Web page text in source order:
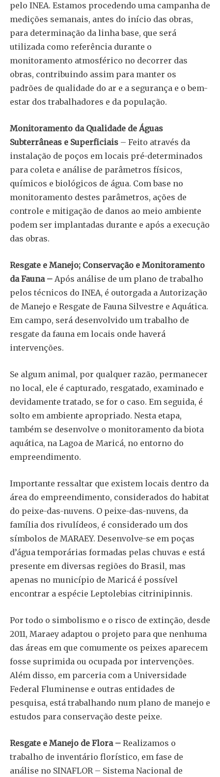
pelo INEA. Estamos procedendo uma campanha de
medições semanais, antes do início das obras,
para determinação da linha base, que será
utilizada como referência durante o
monitoramento atmosférico no decorrer das
obras, contribuindo assim para manter os
padrões de qualidade do ar e a segurança e o bem-
estar dos trabalhadores e da população.
Monitoramento da Qualidade de Águas
Subterrâneas e Superficiais – Feito através da
instalação de poços em locais pré-determinados
para coleta e análise de parâmetros físicos,
químicos e biológicos de água. Com base no
monitoramento destes parâmetros, ações de
controle e mitigação de danos ao meio ambiente
podem ser implantadas durante e após a execução
das obras.
Resgate e Manejo; Conservação e Monitoramento
da Fauna – Após análise de um plano de trabalho
pelos técnicos do INEA, é outorgada a Autorização
de Manejo e Resgate de Fauna Silvestre e Aquática.
Em campo, será desenvolvido um trabalho de
resgate da fauna em locais onde haverá
intervenções.
Se algum animal, por qualquer razão, permanecer
no local, ele é capturado, resgatado, examinado e
devidamente tratado, se for o caso. Em seguida, é
solto em ambiente apropriado. Nesta etapa,
também se desenvolve o monitoramento da biota
aquática, na Lagoa de Maricá, no entorno do
empreendimento.
Importante ressaltar que existem locais dentro da
área do empreendimento, considerados do habitat
do peixe-das-nuvens. O peixe-das-nuvens, da
família dos rivulídeos, é considerado um dos
símbolos de MARAEY. Desenvolve-se em poças
d’água temporárias formadas pelas chuvas e está
presente em diversas regiões do Brasil, mas
apenas no município de Maricá é possível
encontrar a espécie Leptolebias citrinipinnis.
Por todo o simbolismo e o risco de extinção, desde
2011, Maraey adaptou o projeto para que nenhuma
das áreas em que comumente os peixes aparecem
fosse suprimida ou ocupada por intervenções.
Além disso, em parceria com a Universidade
Federal Fluminense e outras entidades de
pesquisa, está trabalhando num plano de manejo e
estudos para conservação deste peixe.
Resgate e Manejo de Flora – Realizamos o
trabalho de inventário florístico, em fase de
análise no SINAFLOR – Sistema Nacional de